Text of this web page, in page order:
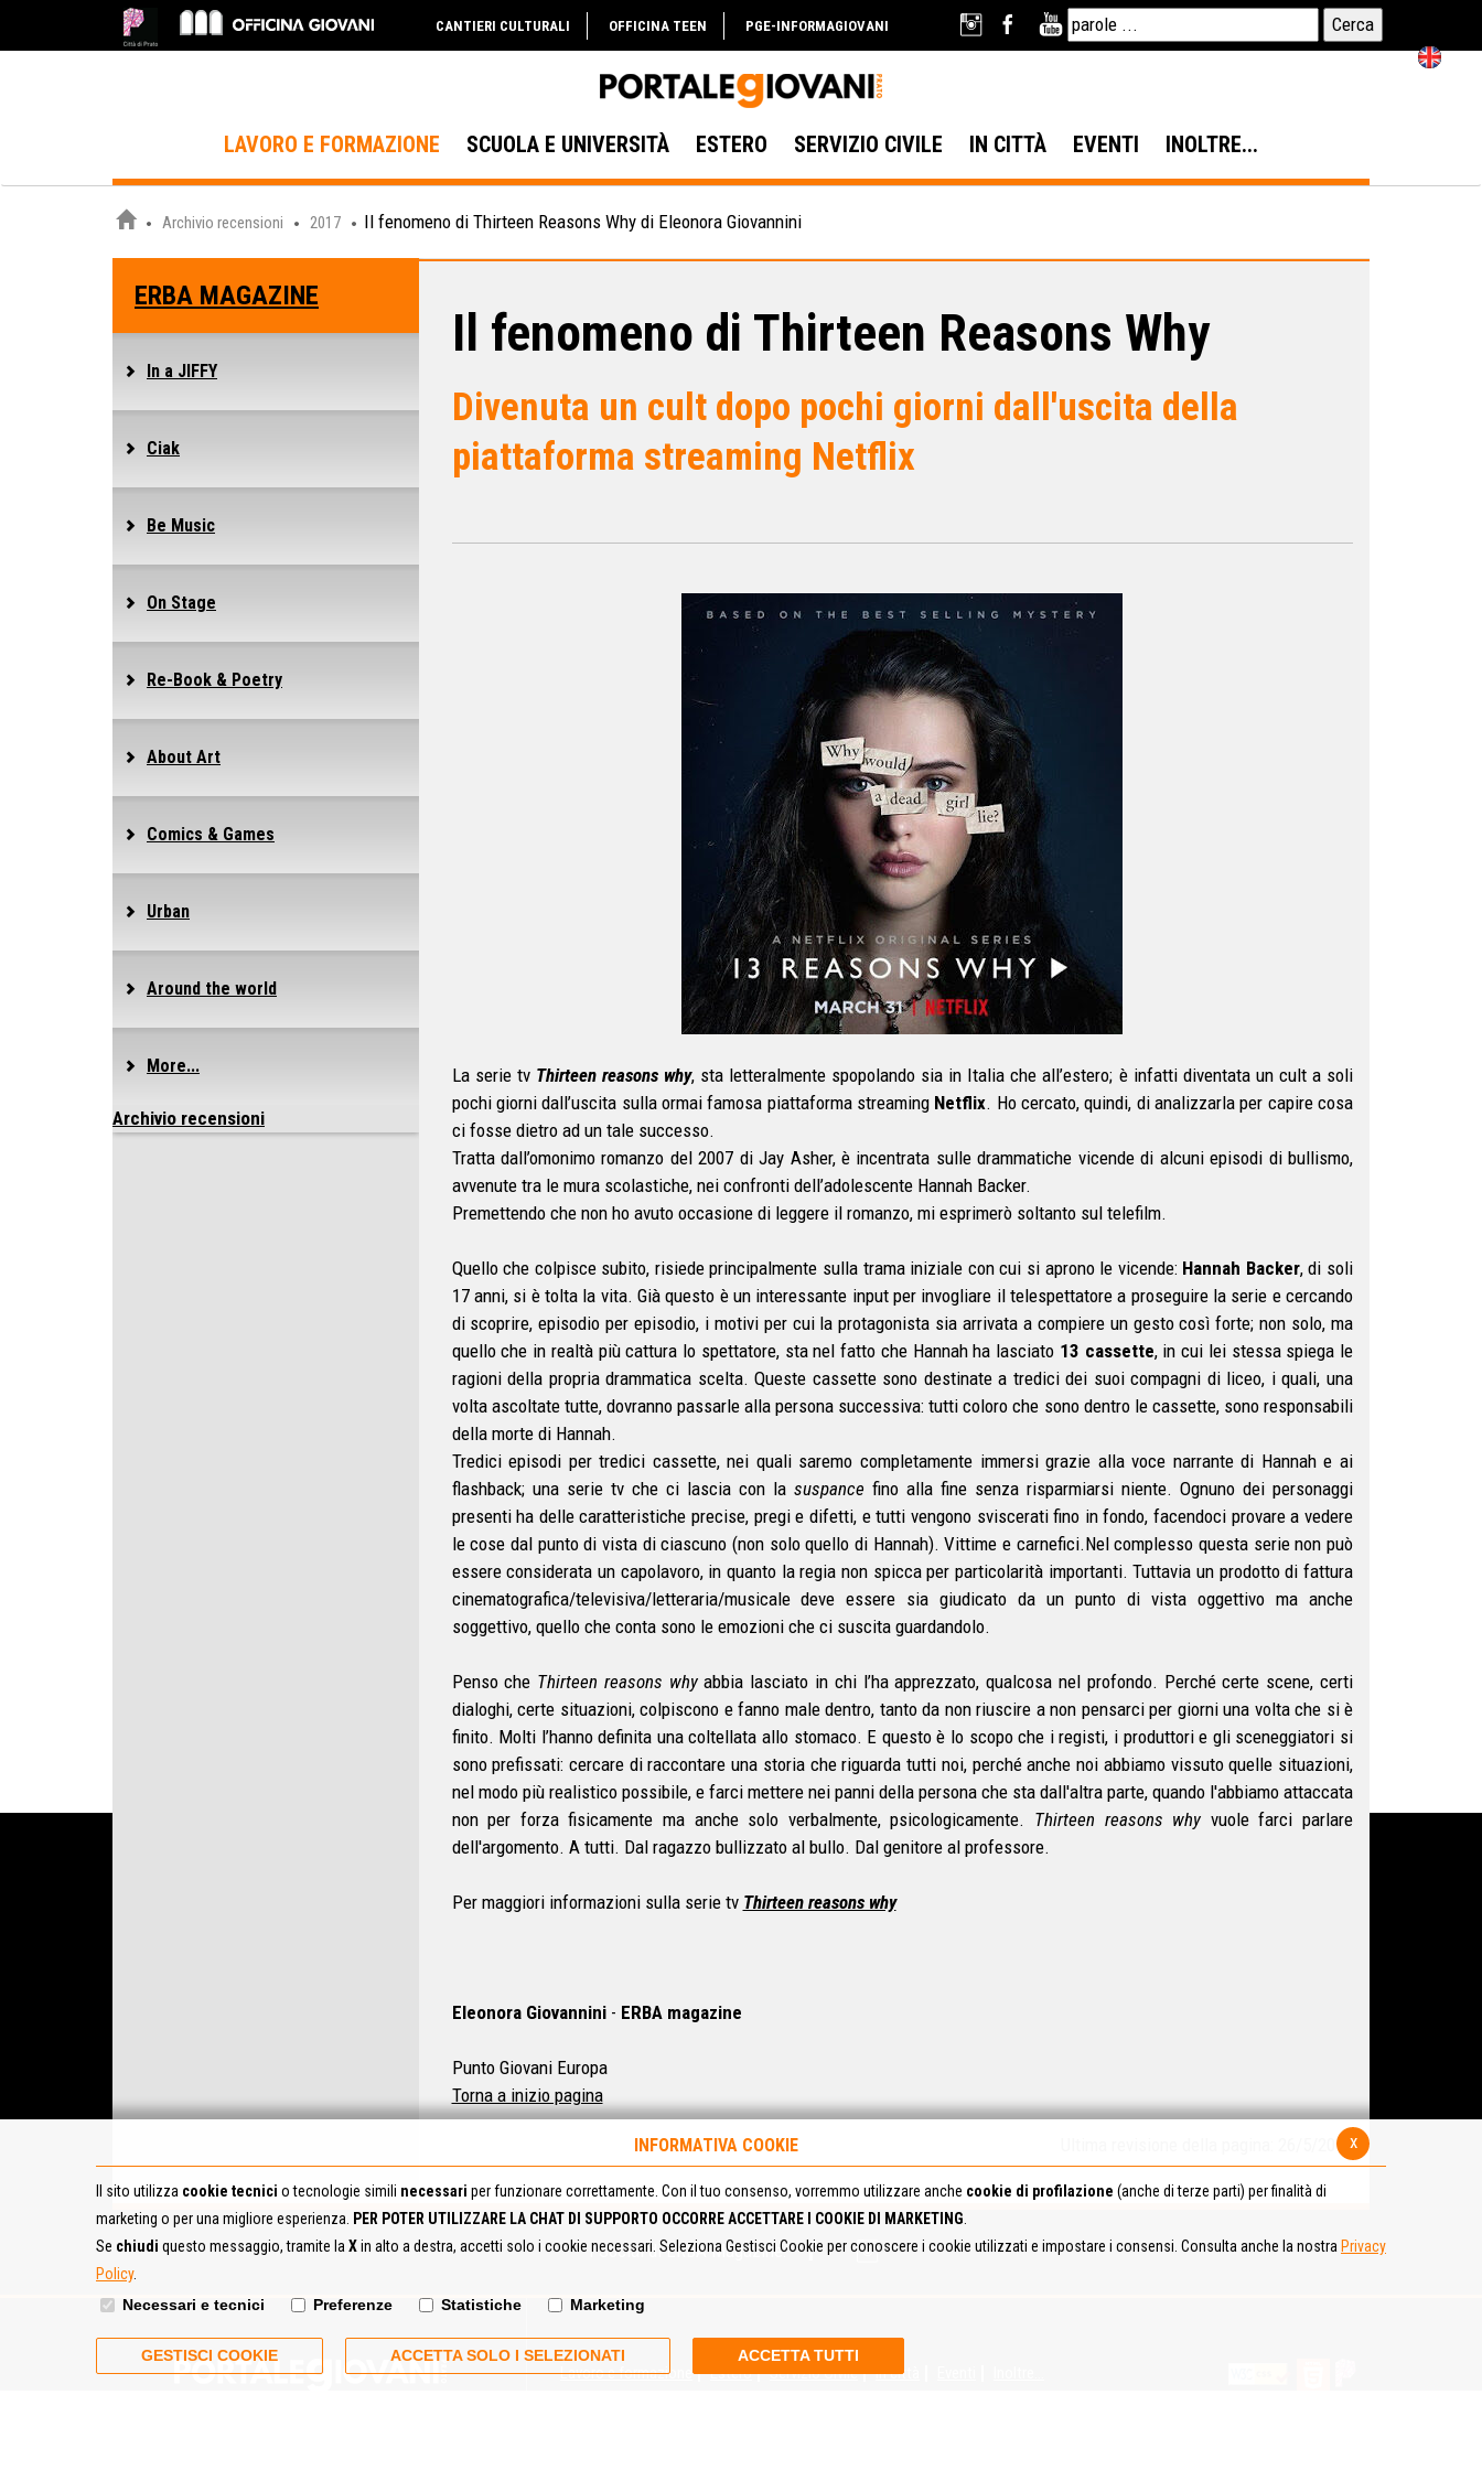
CANTIERI CULTURALI OFFICINA TEEN PGE-INFORMAGIOVANI
LAVORO E FORMAZIONE SCUOLA E UNIVERSITÀ ESTERO SERVIZIO CIVILE IN CITTÀ EVENTI INOLTRE...
Archivio recensioni 2017 Il fenomeno di Thirteen Reasons Why di Eleonora Giovannini
ERBA MAGAZINE
In a JIFFY
Ciak
Be Music
On Stage
Re-Book & Poetry
About Art
Comics & Games
Urban
Around the world
More...
Archivio recensioni
Il fenomeno di Thirteen Reasons Why
Divenuta un cult dopo pochi giorni dall'uscita della
piattaforma streaming Netflix
La serie tv Thirteen reasons why, sta letteralmente spopolando sia in Italia che all’estero; è infatti diventata un cult a soli
pochi giorni dall’uscita sulla ormai famosa piattaforma streaming Netflix. Ho cercato, quindi, di analizzarla per capire cosa
ci fosse dietro ad un tale successo.
Tratta dall’omonimo romanzo del 2007 di Jay Asher, è incentrata sulle drammatiche vicende di alcuni episodi di bullismo,
avvenute tra le mura scolastiche, nei confronti dell’adolescente Hannah Backer.
Premettendo che non ho avuto occasione di leggere il romanzo, mi esprimerò soltanto sul telefilm.
Quello che colpisce subito, risiede principalmente sulla trama iniziale con cui si aprono le vicende: Hannah Backer, di soli
17 anni, si è tolta la vita. Già questo è un interessante input per invogliare il telespettatore a proseguire la serie e cercando
di scoprire, episodio per episodio, i motivi per cui la protagonista sia arrivata a compiere un gesto così forte; non solo, ma
quello che in realtà più cattura lo spettatore, sta nel fatto che Hannah ha lasciato 13 cassette, in cui lei stessa spiega le
ragioni della propria drammatica scelta. Queste cassette sono destinate a tredici dei suoi compagni di liceo, i quali, una
volta ascoltate tutte, dovranno passarle alla persona successiva: tutti coloro che sono dentro le cassette, sono responsabili
della morte di Hannah.
Tredici episodi per tredici cassette, nei quali saremo completamente immersi grazie alla voce narrante di Hannah e ai
flashback; una serie tv che ci lascia con la suspance fino alla fine senza risparmiarsi niente. Ognuno dei personaggi
presenti ha delle caratteristiche precise, pregi e difetti, e tutti vengono sviscerati fino in fondo, facendoci provare a vedere
le cose dal punto di vista di ciascuno (non solo quello di Hannah). Vittime e carnefici.Nel complesso questa serie non può
essere considerata un capolavoro, in quanto la regia non spicca per particolarità importanti. Tuttavia un prodotto di fattura
cinematografica/televisiva/letteraria/musicale deve essere sia giudicato da un punto di vista oggettivo ma anche
soggettivo, quello che conta sono le emozioni che ci suscita guardandolo.
Penso che Thirteen reasons whyabbia lasciato in chi l’ha apprezzato, qualcosa nel profondo. Perché certe scene, certi
dialoghi, certe situazioni, colpiscono e fanno male dentro, tanto da non riuscire a non pensarci per giorni una volta che si è
finito. Molti l’hanno definita una coltellata allo stomaco. E questo è lo scopo che i registi, i produttori e gli sceneggiatori si
sono prefissati: cercare di raccontare una storia che riguarda tutti noi, perché anche noi abbiamo vissuto quelle situazioni,
nel modo più realistico possibile, e farci mettere nei panni della persona che sta dall'altra parte, quando l'abbiamo attaccata
non per forza fisicamente ma anche solo verbalmente, psicologicamente. Thirteen reasons why vuole farci parlare
dell'argomento. A tutti. Dal ragazzo bullizzato al bullo. Dal genitore al professore.
Per maggiori informazioni sulla serie tv Thirteen reasons why
Eleonora Giovannini- ERBA magazine
Punto Giovani Europa
Torna a inizio pagina
Ultima revisione della pagina: 26/5/2017
I Social di ERBA Magazine:
Lavoro e formazione Estero Servizio Civile In città
x
INFORMATIVA COOKIE
Il sito utilizza cookie tecnici o tecnologie simili necessari per funzionare correttamente. Con il tuo consenso, vorremmo utilizzare anche cookie di profilazione (anche di terze parti) per finalità di
marketing o per una migliore esperienza.
PER POTER UTILIZZARE LA CHAT DI SUPPORTO OCCORRE ACCETTARE I COOKIE DI MARKETING
Se chiudi questo messaggio, tramite la Xin alto a destra, accetti solo i cookie necessari. Seleziona Gestisci Cookie per conoscere i cookie utilizzati e impostare i consensi. Consulta anche la nostra Privacy
Policy.
Necessari e tecnici
Preferenze Statistiche Marketing
GESTISCI COOKIE ACCETTA SOLO I SELEZIONATI ACCETTA TUTTI